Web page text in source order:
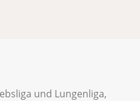
und Lungenliga,